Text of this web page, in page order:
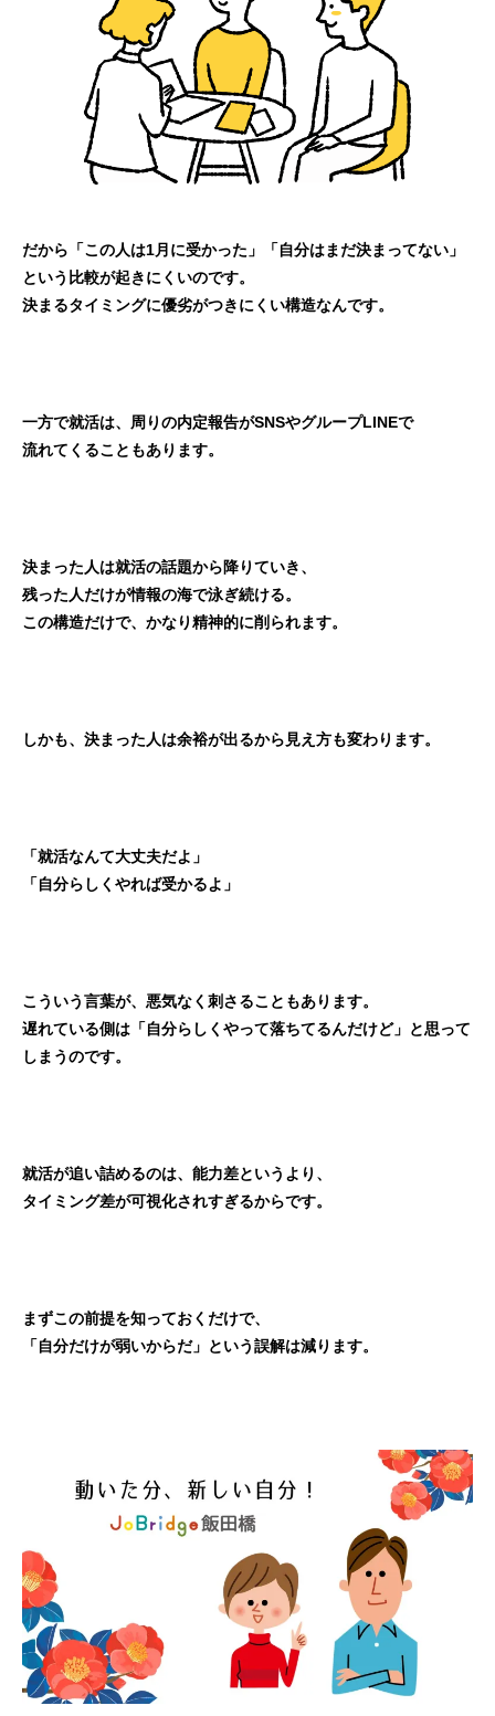
だから「この人は1月に受かった」「自分はまだ決まってない」
という比較が起きにくいのです。
決まるタイミングに優劣がつきにくい構造なんです。
一方で就活は、周りの内定報告がSNSやグループLINEで
流れてくることもあります。
決まった人は就活の話題から降りていき、
残った人だけが情報の海で泳ぎ続ける。
この構造だけで、かなり精神的に削られます。
しかも、決まった人は余裕が出るから見え方も変わります。
「就活なんて大丈夫だよ」
「自分らしくやれば受かるよ」
こういう言葉が、悪気なく刺さることもあります。
遅れている側は「自分らしくやって落ちてるんだけど」と思って
しまうのです。
就活が追い詰めるのは、能力差というより、
タイミング差が可視化されすぎるからです。
まずこの前提を知っておくだけで、
「自分だけが弱いからだ」という誤解は減ります。